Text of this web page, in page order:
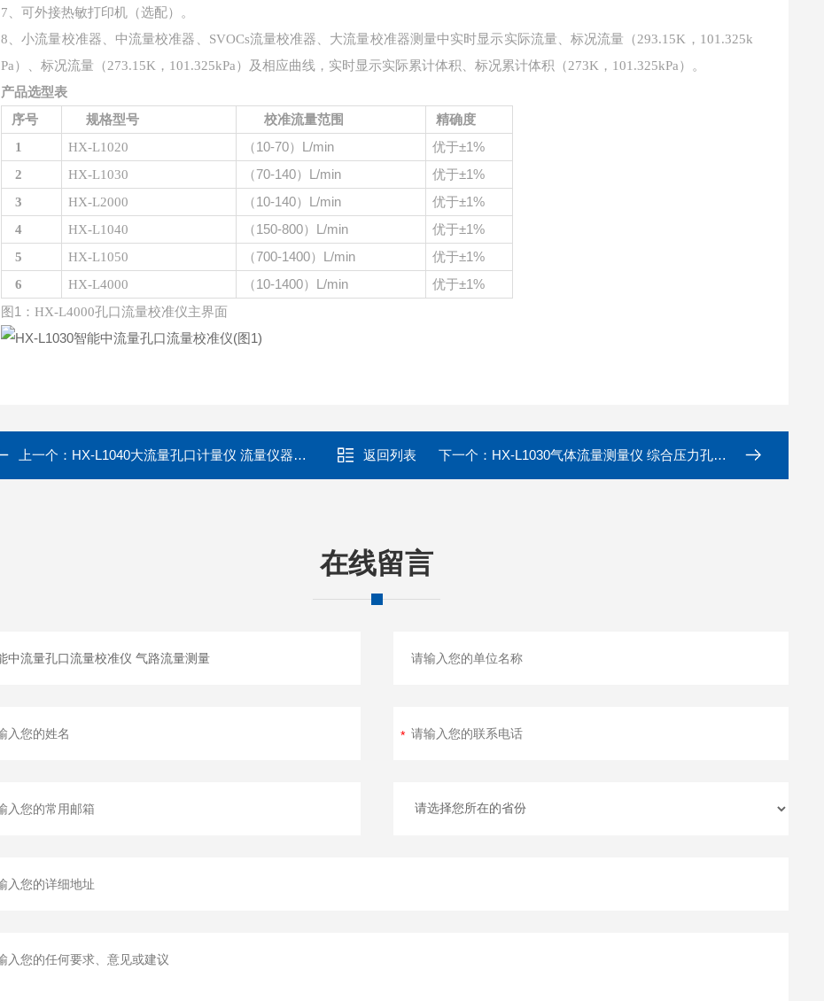
7、可外接热敏打印机（选配）。
8、小流量校准器、中流量校准器、SVOCs流量校准器、大流量校准器测量中实时显示实际流量、标况流量（293.15K，101.325k
Pa）、标况流量（273.15K，101.325kPa）及相应曲线，实时显示实际累计体积、标况累计体积（273K，101.325kPa）。
产品选型表
序号
规格型号 校准流量范围
精确度
1
HX-L1020 （10-70）L/min 优于±1%
2 HX-L1030 （70-140）L/min 优于±1%
3 HX-L2000 （10-140）L/min 优于±1%
4 HX-L1040 （150-800）L/min 优于±1%
5 HX-L1050 （700-1400）L/min 优于±1%
6 HX-L4000 （10-1400）L/min 优于±1%
图 1：HX-L4000孔口流量校准仪主界面
上一个： HX-L1040大流量孔口计量仪 流量仪器校准 返回列表 下一个： HX-L1030气体流量测量仪 综合压力孔口流量计法
在线留言